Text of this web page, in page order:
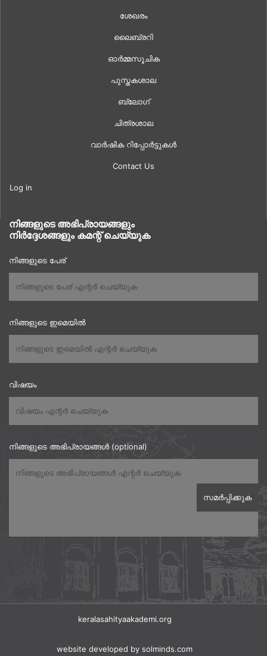
ശേഖരം
ലൈബ്രറി
ഓർമ്മസൂചിക
പുസ്തകശാല
ബ്ലോഗ്
ചിത്രശാല
വാർഷിക റിപ്പോർട്ടുകൾ
Contact Us
Log in
നിങ്ങളുടെ അഭിപ്രായങ്ങളും
നിർദ്ദേശങ്ങളും കമന്റ് ചെയ്യുക
നിങ്ങളുടെ പേര്
നിങ്ങളുടെ ഇമെയിൽ
വിഷയം
നിങ്ങളുടെ അഭിപ്രായങ്ങൾ (optional)
keralasahityaakademi.org
website developed by solminds.com